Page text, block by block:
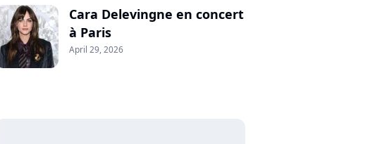
Cara Delevingne en concert
à Paris
April 29, 2026